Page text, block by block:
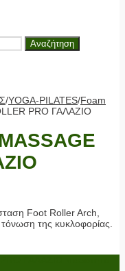
Αναζήτηση
/YOGA-PILATES/Foam
PRO ΓΑΛΑΖΙΟ
Foot Roller Arch,
της κυκλοφορίας.